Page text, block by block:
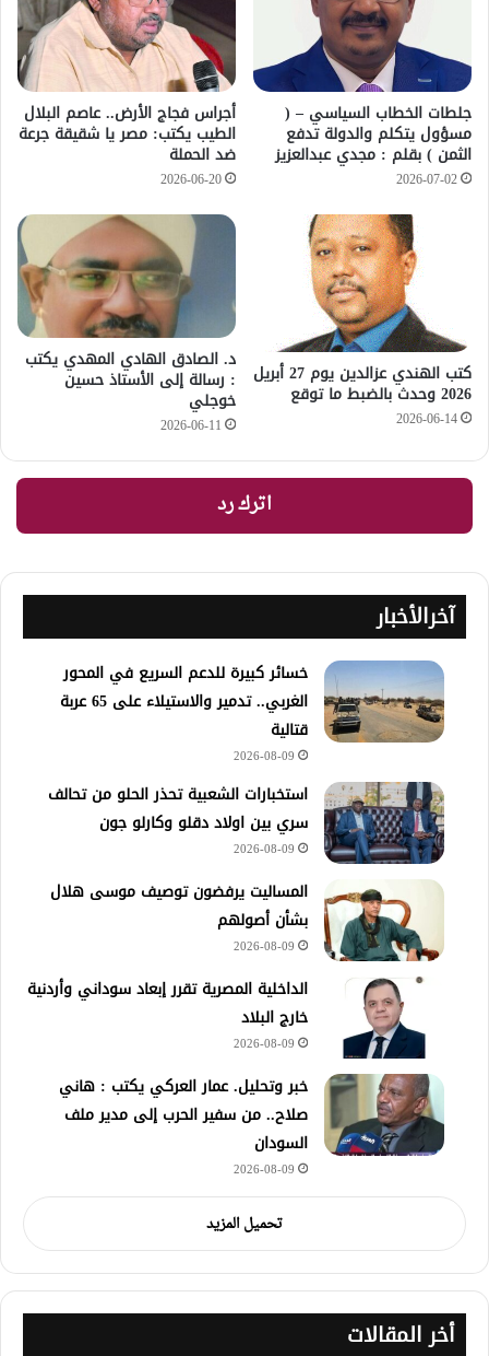
جلطات الخطاب السياسي – (
مسؤول يتكلم والدولة تدفع
الثمن ) بقلم : مجدي عبدالعزيز
2026-07-02
أجراس فجاج الأرض.. عاصم البلال
الطيب يكتب: مصر يا شقيقة جرعة
ضد الحملة
2026-06-20
كتب الهندي عزالدين يوم 27 أبريل
2026 وحدث بالضبط ما توقع
2026-06-14
د. الصادق الهادي المهدي يكتب
: رسالة إلى الأستاذ حسين
خوجلي
2026-06-11
اترك رد
آخرالأخبار
خسائر كبيرة للدعم السريع في المحور
الغربي.. تدمير والاستيلاء على 65 عربة
قتالية
2026-08-09
استخبارات الشعبية تحذر الحلو من تحالف
سري بين اولاد دقلو وكارلو جون
2026-08-09
المساليت يرفضون توصيف موسى هلال
بشأن أصولهم
2026-08-09
الداخلية المصرية تقرر إبعاد سوداني وأردنية
خارج البلاد
2026-08-09
خبر وتحليل. عمار العركي يكتب : هاني
صلاح.. من سفير الحرب إلى مدير ملف
السودان
2026-08-09
تحميل المزيد
أخر المقالات